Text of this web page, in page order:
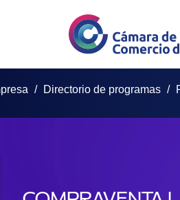
Directorio de programas